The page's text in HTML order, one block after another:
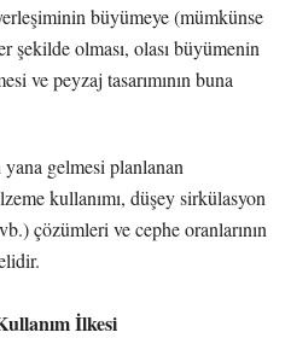
büyümeye (mümkünse
şekilde olması, olası büyümenin
ve peyzaj tasarımının buna
gelmesi planlanan
kullanımı, düşey sirkülasyon
çözümleri ve cephe oranlarının
İlkesi